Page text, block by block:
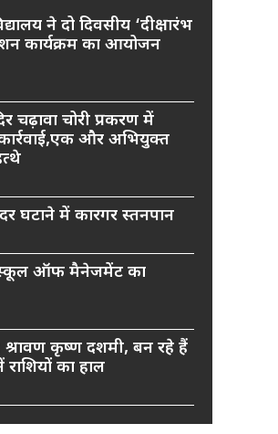
ने दो दिवसीय ‘दीक्षारंभ
कार्यक्रम का आयोजन
चढ़ावा चोरी प्रकरण में
और अभियुक्त
घटाने में कारगर स्तनपान
स्कूल ऑफ मैनेजमेंट का
कृष्ण दशमी, बन रहे हैं
का हाल